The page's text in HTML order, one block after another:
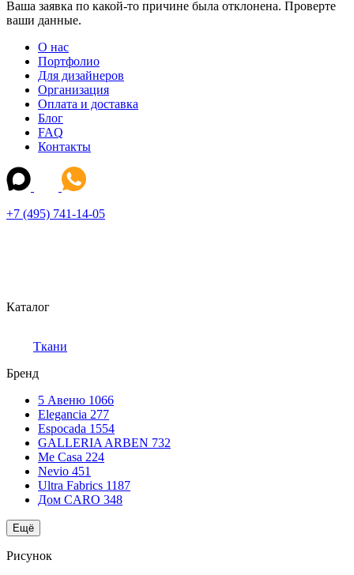
Ваша заявка по какой-то причине была отклонена. Проверте
ваши данные.
О нас
Портфолио
Для дизайнеров
Организация
Оплата и доставка
Блог
FAQ
Контакты
+7 (495) 741-14-05
Каталог
Ткани
Бренд
5 Авеню 1066
Elegancia 277
Espocada 1554
GALLERIA ARBEN 732
Me Casa 224
Nevio 451
Ultra Fabrics 1187
Дом CARO 348
Ещё
Рисунок